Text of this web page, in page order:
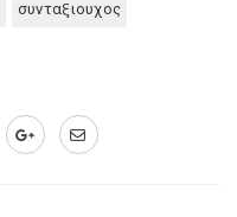
συνταξιουχος